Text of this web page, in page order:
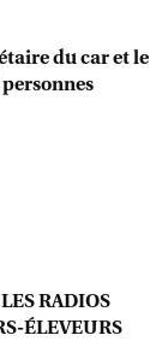
du car et le
RADIOS
ÉLEVEURS